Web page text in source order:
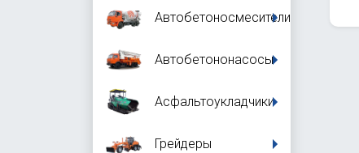
Автобетоносмесители
Автобетононасосы
Асфальтоукладчики
Грейдеры